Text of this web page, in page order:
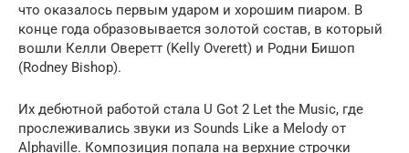
что оказалось первым ударом и хорошим пиаром. В
конце года образовывается золотой состав, в который
вошли Келли Оверетт (Kelly Overett) и Родни Бишоп
(Rodney Bishop).
Их дебютной работой стала U Got 2 Let the Music, где
прослеживались звуки из Sounds Like a Melody от
Alphaville. Композиция попала на верхние строчки